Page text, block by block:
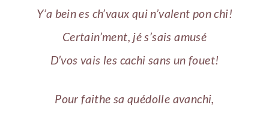
Y’a bein es ch’vaux qui n’valent pon chi!
Certain’ment, jé s’sais amusé
D’vos vais les cachi sans un fouet!
Pour faithe sa quédolle avanchi,